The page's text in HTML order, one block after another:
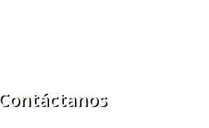
Contáctanos